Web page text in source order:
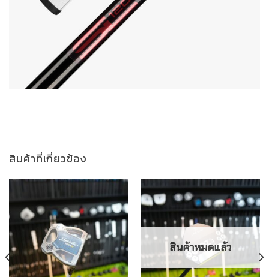
สินค้าที่เกี่ยวข้อง
สินค้าหมดแล้ว